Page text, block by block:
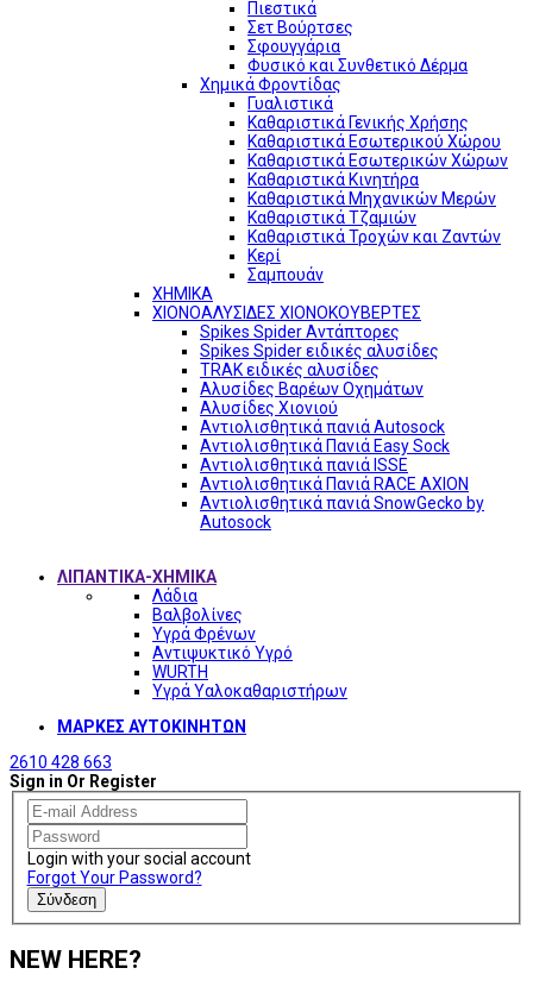
Πιεστικά
Σετ Βούρτσες
Σφουγγάρια
Φυσικό και Συνθετικό Δέρμα
Χημικά Φροντίδας
Γυαλιστικά
Καθαριστικά Γενικής Χρήσης
Καθαριστικά Εσωτερικού Χώρου
Καθαριστικά Εσωτερικών Χώρων
Καθαριστικά Κινητήρα
Καθαριστικά Μηχανικών Μερών
Καθαριστικά Τζαμιών
Καθαριστικά Τροχών και Ζαντών
Κερί
Σαμπουάν
ΧΗΜΙΚΑ
ΧΙΟΝΟΑΛΥΣΙΔΕΣ ΧΙΟΝΟΚΟΥΒΕΡΤΕΣ
Spikes Spider Αντάπτορες
Spikes Spider ειδικές αλυσίδες
TRAK ειδικές αλυσίδες
Αλυσίδες Βαρέων Οχημάτων
Αλυσίδες Χιονιού
Αντιολισθητικά πανιά Autosock
Αντιολισθητικά Πανιά Easy Sock
Αντιολισθητικά πανιά ISSE
Αντιολισθητικά Πανιά RACE AXION
Αντιολισθητικά πανιά SnowGecko by
Autosock
ΛΙΠΑΝΤΙΚΑ-ΧΗΜΙΚΑ
Λάδια
Βαλβολίνες
Υγρά Φρένων
Αντιψυκτικό Υγρό
WURTH
Υγρά Υαλοκαθαριστήρων
ΜΑΡΚΕΣ ΑΥΤΟΚΙΝΗΤΩΝ
2610 428 663
Sign in Or Register
Login with your social account
Forgot Your Password?
Σύνδεση
NEW HERE?